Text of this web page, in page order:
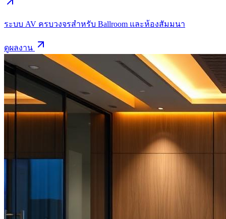
ระบบ AV ครบวงจรสำหรับ Ballroom และห้องสัมมนา
ดูผลงาน